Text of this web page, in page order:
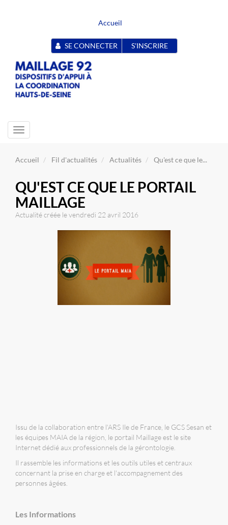
Accueil
SE CONNECTER S'INSCRIRE
Toggle
navigation
Accueil Fil d'actualités Actualités Qu'est ce que le...
QU'EST CE QUE LE PORTAIL
MAILLAGE
Actualité créée le vendredi 22 avril 2016
Issu de la collaboration entre l'ARS Ile de France, le GCS Sesan et
les équipes MAIA de la région, le portail Maillage est le site
Internet dédié aux professionnels de la gérontologie.
Il rassemble les informations et les outils utiles et centraux
concernant la prise en charge et l'accompagnement des
personnes âgées.
Les Informations